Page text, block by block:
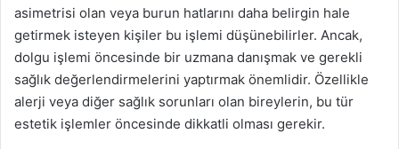
asimetrisi olan veya burun hatlarını daha belirgin hale
getirmek isteyen kişiler bu işlemi düşünebilirler. Ancak,
dolgu işlemi öncesinde bir uzmana danışmak ve gerekli
sağlık değerlendirmelerini yaptırmak önemlidir. Özellikle
alerji veya diğer sağlık sorunları olan bireylerin, bu tür
estetik işlemler öncesinde dikkatli olması gerekir.